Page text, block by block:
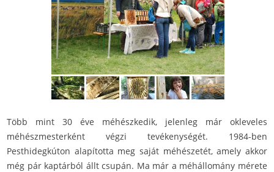
Több mint 30 éve méhészkedik, jelenleg már okleveles
méhészmesterként végzi tevékenységét. 1984-ben
Pesthidegkúton alapította meg saját méhészetét, amely akkor
még pár kaptárból állt csupán. Ma már a méhállomány mérete